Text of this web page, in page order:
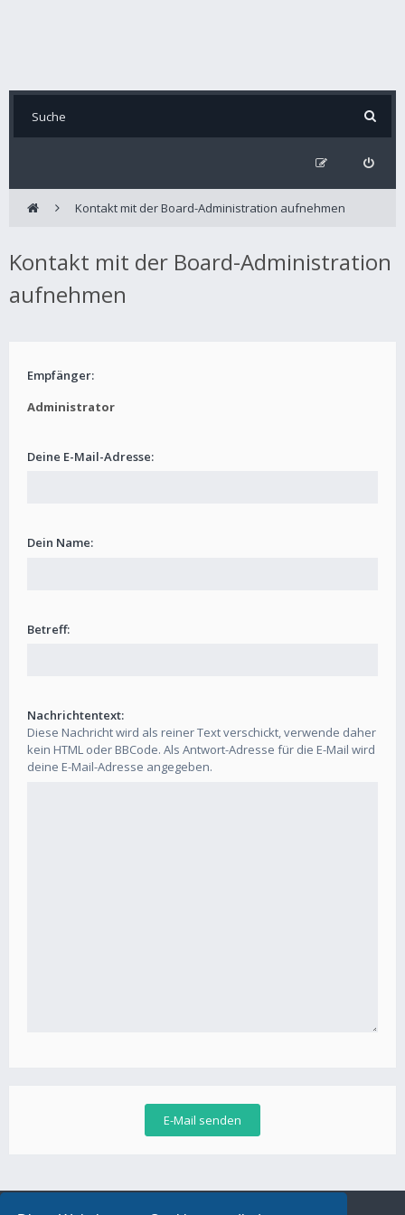
Kontakt mit der Board-Administration aufnehmen
Kontakt mit der Board-Administration
aufnehmen
Empfänger:
Administrator
Deine E-Mail-Adresse:
Dein Name:
Betreff:
Nachrichtentext:
Diese Nachricht wird als reiner Text verschickt, verwende daher
kein HTML oder BBCode. Als Antwort-Adresse für die E-Mail wird
deine E-Mail-Adresse angegeben.